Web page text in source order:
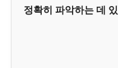
정확히 파악하는 데